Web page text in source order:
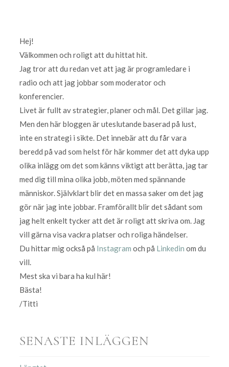
Hej!
Välkommen och roligt att du hittat hit.
Jag tror att du redan vet att jag är programledare i
radio och att jag jobbar som moderator och
konferencier.
Livet är fullt av strategier, planer och mål. Det gillar jag.
Men den här bloggen är uteslutande baserad på lust,
inte en strategi i sikte. Det innebär att du får vara
beredd på vad som helst för här kommer det att dyka upp
olika inlägg om det som känns viktigt att berätta, jag tar
med dig till mina olika jobb, möten med spännande
människor. Självklart blir det en massa saker om det jag
gör när jag inte jobbar. Framförallt blir det sådant som
jag helt enkelt tycker att det är roligt att skriva om. Jag
vill gärna visa vackra platser och roliga händelser.
Du hittar mig också på Instagram och på Linkedin om du
vill.
Mest ska vi bara ha kul här!
Bästa!
/Titti
SENASTE INLÄGGEN